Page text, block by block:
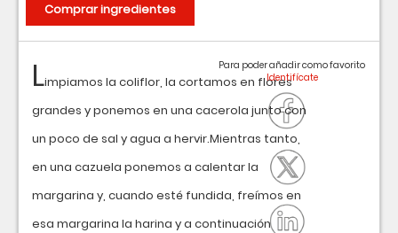
Limpiamos la coliflor, la cortamos en flores
grandes y ponemos en una cacerola junto con
un poco de sal y agua a hervir.Mientras tanto,
en una cazuela ponemos a calentar la
margarina y, cuando esté fundida, freímos en
esa margarina la harina y a continuación
Para poder añadir como favorito
Comprar ingredientes